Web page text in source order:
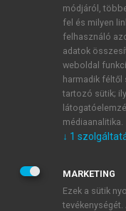
ÚJ FIÓK
1 óra díjmentes
E-MAIL-CÍM
JELSZÓ
módjáról,
fel és milyen
felhasználó
adatok
weboldal
harmadik
tartozó sütik;
médiaanalitika.
↓ 1
MARKETING
Ezek a sütik